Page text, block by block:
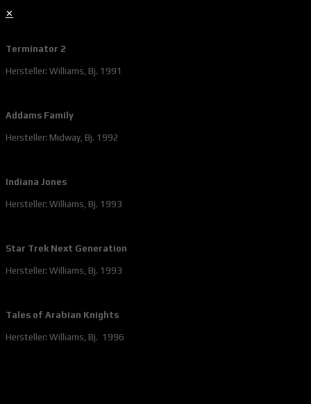
✕
Terminator 2
Hersteller: Williams, Bj. 1991
Addams Family
Hersteller: Midway, Bj. 1992
Indiana Jones
Hersteller: Williams, Bj. 1993
Star Trek Next Generation
Hersteller: Williams, Bj. 1993
Tales of Arabian Knights
Hersteller: Williams, Bj. 1996